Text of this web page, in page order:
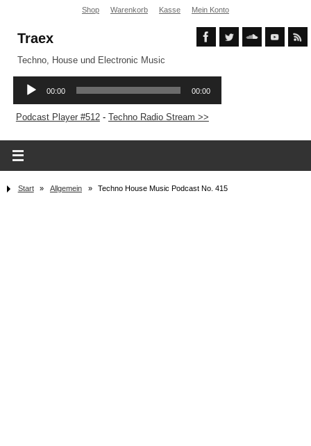
Shop Warenkorb Kasse Mein Konto
Traex
Techno, House und Electronic Music
Podcast Player #512- Techno Radio Stream >>
Start » Allgemein » Techno House Music Podcast No. 415